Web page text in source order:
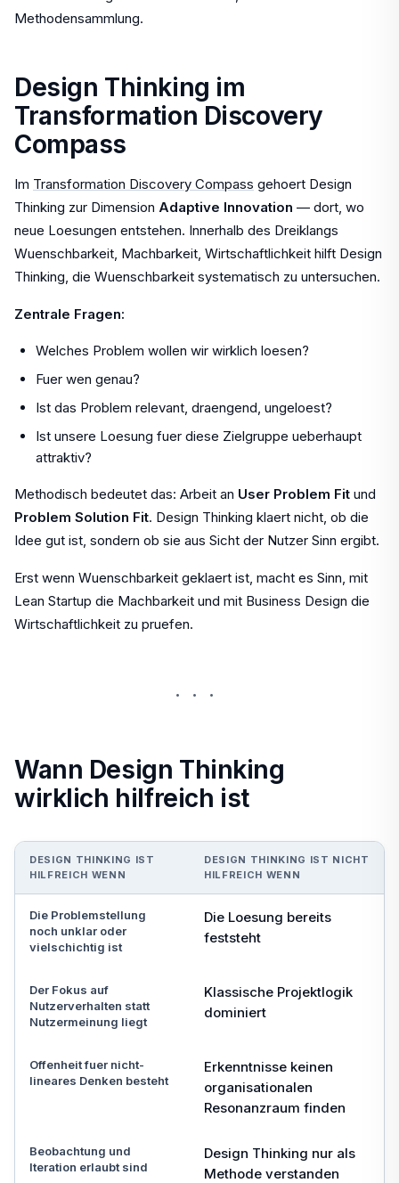
Methodensammlung.
Design Thinking im
Transformation Discovery
Compass
Im Transformation Discovery Compass gehoert Design
Thinking zur Dimension Adaptive Innovation — dort, wo
neue Loesungen entstehen. Innerhalb des Dreiklangs
Wuenschbarkeit, Machbarkeit, Wirtschaftlichkeit hilft Design
Thinking, die Wuenschbarkeit systematisch zu untersuchen.
Zentrale Fragen:
Welches Problem wollen wir wirklich loesen?
Fuer wen genau?
Ist das Problem relevant, draengend, ungeloest?
Ist unsere Loesung fuer diese Zielgruppe ueberhaupt
attraktiv?
Methodisch bedeutet das: Arbeit an User Problem Fit und
Problem Solution Fit. Design Thinking klaert nicht, ob die
Idee gut ist, sondern ob sie aus Sicht der Nutzer Sinn ergibt.
Erst wenn Wuenschbarkeit geklaert ist, macht es Sinn, mit
Lean Startup die Machbarkeit und mit Business Design die
Wirtschaftlichkeit zu pruefen.
···
Wann Design Thinking
wirklich hilfreich ist
DESIGN THINKING IST
HILFREICH WENN
DESIGN THINKING IST NICHT
HILFREICH WENN
Die Problemstellung
noch unklar oder
vielschichtig ist
Die Loesung bereits
feststeht
Der Fokus auf
Nutzerverhalten statt
Nutzermeinung liegt
Klassische Projektlogik
dominiert
Offenheit fuer nicht-
lineares Denken besteht
Erkenntnisse keinen
organisationalen
Resonanzraum finden
Beobachtung und
Iteration erlaubt sind
Design Thinking nur als
Methode verstanden